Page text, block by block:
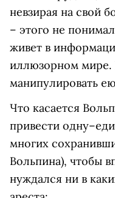
невзирая на свой
– этого не
живет в
иллюзорном
манипулировать
Что касается
привести
многих
Вольпина), чтобы
нуждался ни в